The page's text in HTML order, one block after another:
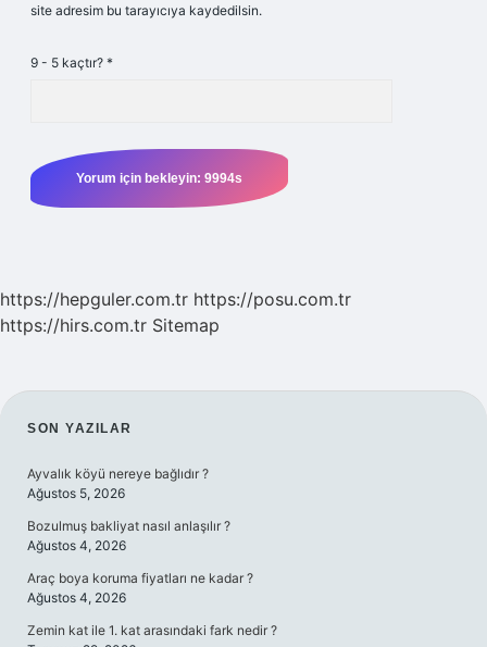
site adresim bu tarayıcıya kaydedilsin.
9 - 5 kaçtır? *
https://hepguler.com.tr https://posu.com.tr
https://hirs.com.tr Sitemap
SIDEBAR
SON YAZILAR
Ayvalık köyü nereye bağlıdır ?
Ağustos 5, 2026
Bozulmuş bakliyat nasıl anlaşılır ?
Ağustos 4, 2026
Araç boya koruma fiyatları ne kadar ?
Ağustos 4, 2026
Zemin kat ile 1. kat arasındaki fark nedir ?